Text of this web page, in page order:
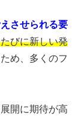
させられる要
びに新しい発
め、多くのフ
開に期待が高